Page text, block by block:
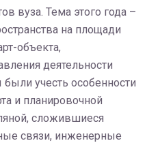
вуза. Тема этого года –
на площади
объекта,
деятельности
учесть особенности
и планировочной
сложившиеся
связи, инженерные